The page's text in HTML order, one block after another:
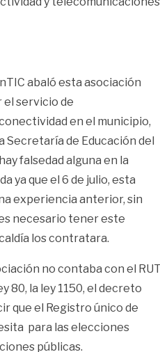
abaló esta asociación
el servicio de
en el municipio,
Secretaría de Educación del
falsedad alguna en la
ya que el 6 de julio, esta
experiencia anterior, sin
necesario tener este
los contratara.
no contaba con el
80, la ley 1150, el decreto
que el Registro único de
para las elecciones
públicas.